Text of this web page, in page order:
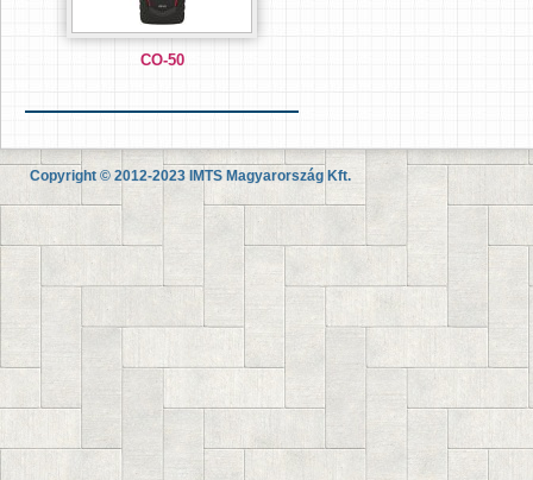
CO-50
Copyright © 2012-2023 IMTS Magyarország Kft.